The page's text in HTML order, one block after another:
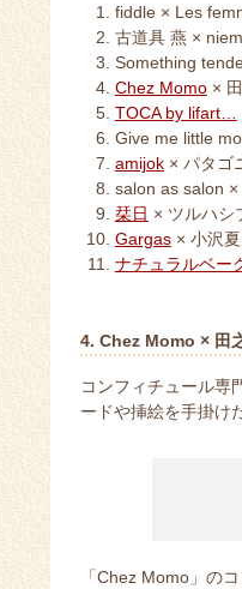
fiddle × Les
古道具 燕 ×
Something
Chez Momo×
TOCA by lifart…
Give me little
amijok× パタゴ
salon as salon
栞日 × ツルハシ
Gargas× 小沢夏
ナチュラルベー
4. Chez Momo × 田
コンフィチュール専
ードや挿絵を手掛け
「Chez Momo」の